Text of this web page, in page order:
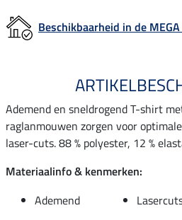
Beschikbaarheid in de MEGA
Ademend en sneldrogend T-shirt
raglanmouwen zorgen voor
laser-cuts. 88 % polyester, 12 %
Materiaalinfo & kenmerken:
Ademend